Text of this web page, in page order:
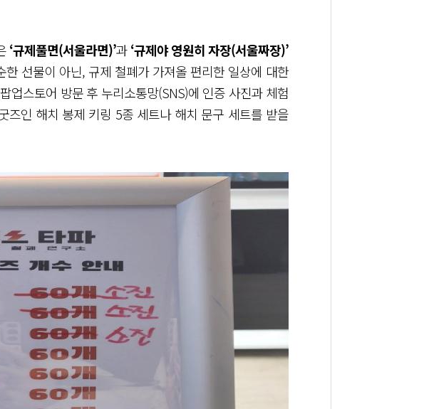
‘규제풀면(서울라면)’과‘규제야 영원히 자장(서울짜장)’
선물이 아닌, 규제 철폐가 가져올 편리한 일상에 대한
업스토어 방문 후 누리소통망(SNS)에 인증 사진과 체험
즈인 해치 봉제 키링 5종 세트나 해치 문구 세트를 받을